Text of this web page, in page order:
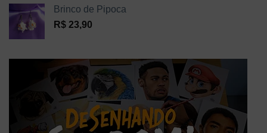
Brinco de Pipoca
R$ 23,90